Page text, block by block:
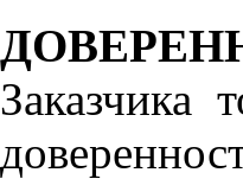
Заказчика